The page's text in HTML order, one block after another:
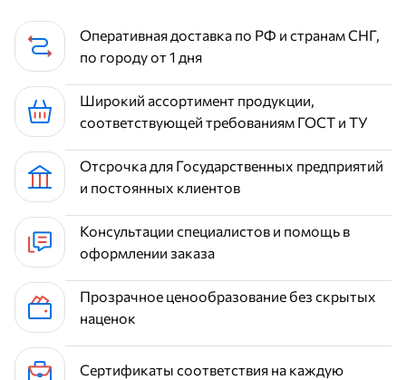
Оперативная доставка по РФ и странам СНГ,
по городу от 1 дня
Широкий ассортимент продукции,
соответствующей требованиям ГОСТ и ТУ
Отсрочка для Государственных предприятий
и постоянных клиентов
Консультации специалистов и помощь в
оформлении заказа
Прозрачное ценообразование без скрытых
наценок
Сертификаты соответствия на каждую